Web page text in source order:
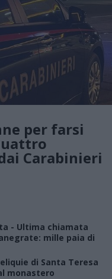
per farsi
Carabinieri
- Ultima chiamata
mille paia di
di Santa Teresa
monastero